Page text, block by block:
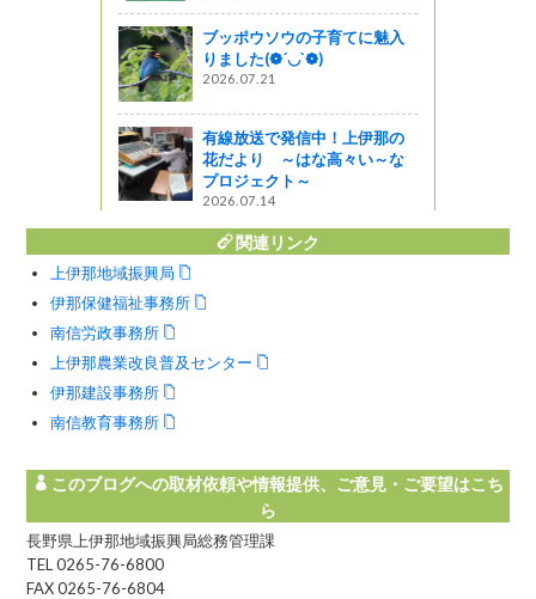
ブッポウソウの子育てに魅入
りました(❁´◡`❁)
2026.07.21
有線放送で発信中！上伊那の
花だより ～はな高々い～な
プロジェクト～
2026.07.14
関連リンク
上伊那地域振興局
伊那保健福祉事務所
南信労政事務所
上伊那農業改良普及センター
伊那建設事務所
南信教育事務所
このブログへの取材依頼や情報提供、ご意見・ご要望はこち
ら
長野県上伊那地域振興局総務管理課
TEL 0265-76-6800
FAX 0265-76-6804